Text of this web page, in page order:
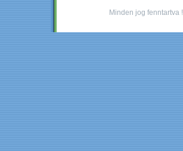
Minden jog fenntartva !